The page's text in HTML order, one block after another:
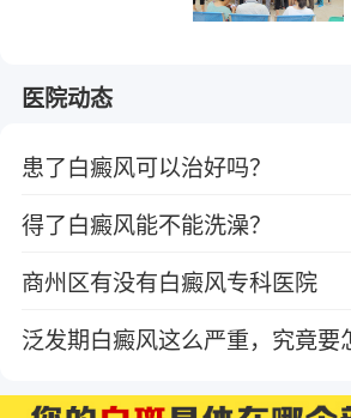
医院动态
患了白癜风可以治好吗？
得了白癜风能不能洗澡？
商州区有没有白癜风专科医院
泛发期白癜风这么严重，究竟要